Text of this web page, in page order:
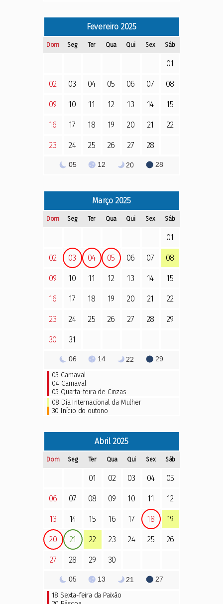
Fevereiro 2025
Dom Seg Ter Qua Qui Sex Sáb
01
02 03 04 05 06 07 08
09 10 11 12 13 14 15
16 17 18 19 20 21 22
23 24 25 26 27 28
05 12 20 28
Março 2025
Dom Seg Ter Qua Qui Sex Sáb
01
02 03 04 05 06 07 08
09 10 11 12 13 14 15
16 17 18 19 20 21 22
23 24 25 26 27 28 29
30 31
06 14 22 29
03 Carnaval
04 Carnaval
05 Quarta-feira de Cinzas
08 Dia Internacional da Mulher
30 Início do outono
Abril 2025
Dom Seg Ter Qua Qui Sex Sáb
01 02 03 04 05
06 07 08 09 10 11 12
13 14 15 16 17 18 19
20 21 22 23 24 25 26
27 28 29 30
05 13 21 27
18 Sexta-feira da Paixão